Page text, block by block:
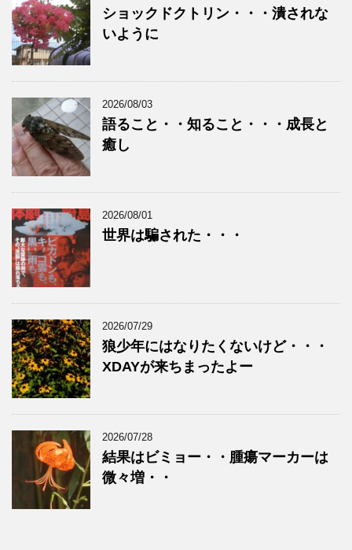
ショックドクトリン・・・潰されな
いように
2026/08/03
語ること・・知ること・・・成長と
癒し
2026/08/01
世界は騙された・・・
2026/07/29
狼少年にはなりたくないけど・・・
XDAYが来ちまったよー
2026/07/28
結果はビミョー・・腫瘍マーカーは
微々増・・